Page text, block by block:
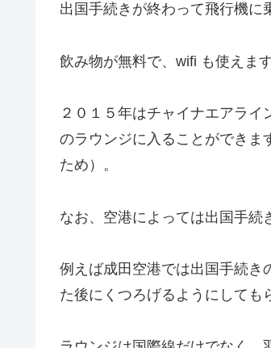
出国手続きが終わって飛行機に
飲み物が無料で、wifi も使えま
２０１５年はチャイナエアラ
のラウンジに入ることができま
ため）。
なお、空港によっては出国手続
例えば成田空港では出国手続き
た後にくつろげるようにしても